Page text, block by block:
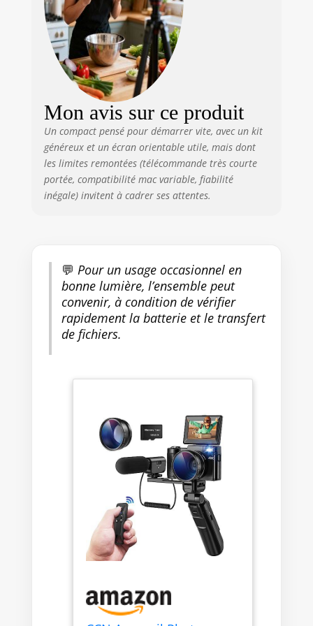
parfaitement répondre à vos
différents besoins, et vous
pouvez même connecter
l'appareil photo 4K et le trépied
via un câble USB pour charger
l'appareil. Le microphone
externe de haute qualité avec
réduction du bruit permet
d'obtenir un enregistrement
audio clair afin de capturer le
véritable son. TÉLÉCOMMANDE
BLUETOOTH SANS FIL : la
télécommande se fixe
parfaitement sur le trépied ou
pour vous de contrôler à
distance, adapté à une
utilisation lors de
l'enregistrement de vidéos ou
de tournage de vlogs. CAMÉRA
Cette caméra 4K est équipée
lentille macro qui permet de
capturer facilement un large
champ de vision et des détails
minuscules. GARANTIE
PREMIUM : le paquet contient
une caméra numérique 4K, un
câble USB, un objectif grand
angle et un objectif macro, une
carte micro-SD de 32 Go, une
batterie, un manuel, un trépied
amis ! Si vous avez des
questions sur le produit,
Mon avis sur ce produit
Un compact pensé pour démarrer vite, avec un kit
généreux et un écran orientable utile, mais dont
les limites remontées (télécommande très courte
portée, compatibilité mac variable, fiabilité
inégale) invitent à cadrer ses attentes.
💬 Pour un usage occasionnel en
bonne lumière, l’ensemble peut
convenir, à condition de vérifier
rapidement la batterie et le transfert
de fichiers.